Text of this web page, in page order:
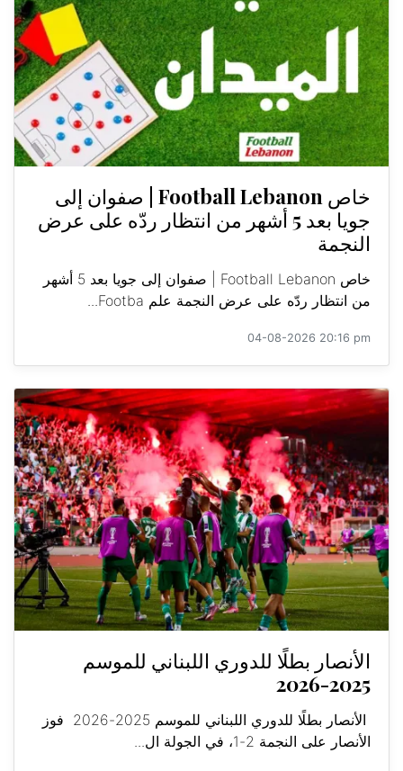
خاص Football Lebanon | صفوان إلى
جويا بعد 5 أشهر من انتظار ردّه على عرض
النجمة
خاص Football Lebanon | صفوان إلى جويا بعد 5 أشهر
من انتظار ردّه على عرض النجمة علم Footba...
04-08-2026 20:16 pm
الأنصار بطلًا للدوري اللبناني للموسم
2025-2026
الأنصار بطلًا للدوري اللبناني للموسم 2025-2026 فوز
الأنصار على النجمة 2-1، في الجولة ال...